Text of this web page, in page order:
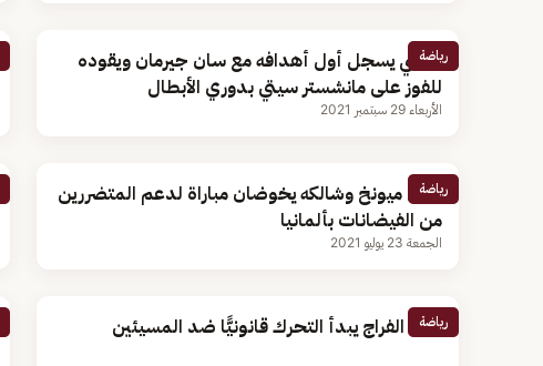
رياضة
ميسي يسجل أول أهدافه مع سان جيرمان ويقوده
للفوز على مانشستر سيتي بدوري الأبطال
الأربعاء 29 سبتمبر 2021
رياضة
بايرن ميونخ وشالكه يخوضان مباراة لدعم المتضررين
من الفيضانات بألمانيا
الجمعة 23 يوليو 2021
رياضة
وليد الفراج يبدأ التحرك قانونيًّا ضد المسيئين